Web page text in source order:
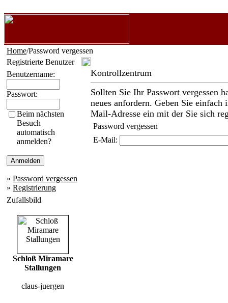
Home/Password vergessen
Registrierte Benutzer
Benutzername:
Passwort:
Beim nächsten
Besuch
automatisch
anmelden?
» Password vergessen
» Registrierung
Zufallsbild
Schloß Miramare
Stallungen
claus-juergen
Kontrollzentrum
Sollten Sie Ihr Passwort vergessen
neues anfordern. Geben Sie
Mail-Adresse ein mit der Sie sich
Password vergessen
E-Mail: